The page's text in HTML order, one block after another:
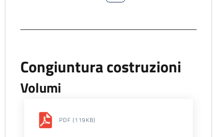
Congiuntura costruzioni
Volumi
PDF (119KB)